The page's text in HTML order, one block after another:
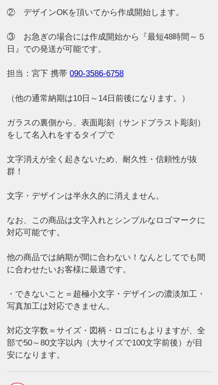
② デザインOKを頂いてから作成開始します。
③ お急ぎの場合には作成開始から『最短48時間～５
日』での発送が可能です。
担当：宮下 携帯090-3586-6758
（他の通常納期は10日～14日前後になります。）
ガラスの裏側から、表面彫刻（サンドブラスト彫刻）
をして名入れをするタイプで
文字消えが全く起きないため、耐久性・信頼性が抜
群！
文字・デザインは半永久的に消えません。
なお、この商品は文字入れとシンプルなロゴマークに
対応可能です。
他の商品では納期が間に合わない！なんとしてでも間
に合わせたいお客様に最適です。
・できないこと＝超極小文字・デザインの濃淡加工・
写真加工は対応できません。
対応文字数＝サイズ・図柄・ロゴにもよりますが、全
部で50～80文字以内（大サイズで100文字前後）が目
安になります。